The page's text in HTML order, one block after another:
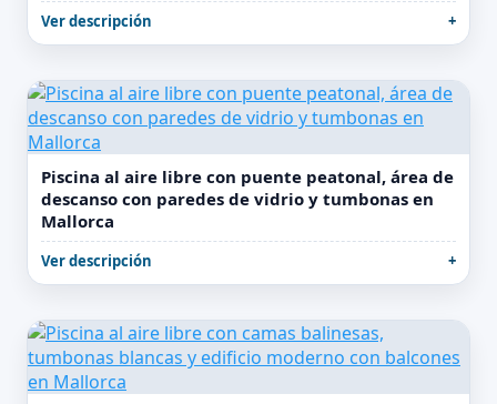
Ver descripción
Piscina al aire libre con puente peatonal, área de
descanso con paredes de vidrio y tumbonas en
Mallorca
Ver descripción